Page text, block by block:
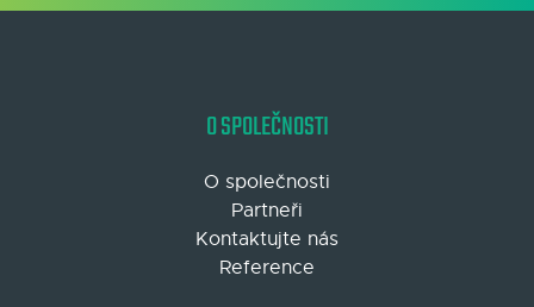
O SPOLEČNOSTI
O společnosti
Partneři
Kontaktujte nás
Reference